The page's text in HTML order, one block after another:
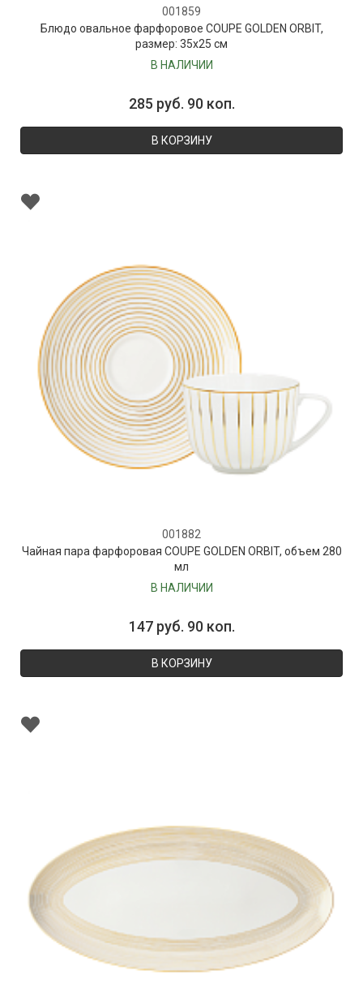
001859
Блюдо овальное фарфоровое COUPE GOLDEN ORBIT,
размер: 35х25 см
В НАЛИЧИИ
285 руб. 90 коп.
В КОРЗИНУ
001882
Чайная пара фарфоровая COUPE GOLDEN ORBIT, объем 280
мл
В НАЛИЧИИ
147 руб. 90 коп.
В КОРЗИНУ